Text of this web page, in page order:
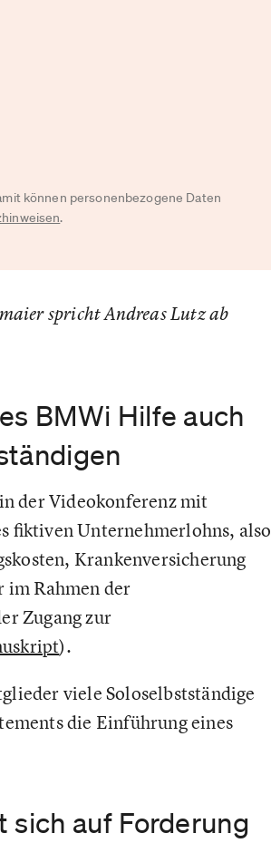
können personenbezogene Daten
.
spricht Andreas Lutz ab
BMWi Hilfe auch
der Videokonferenz mit
fiktiven Unternehmerlohns, also
Krankenversicherung
im Rahmen der
Zugang zur
).
viele Soloselbstständige
die Einführung eines
auf Forderung